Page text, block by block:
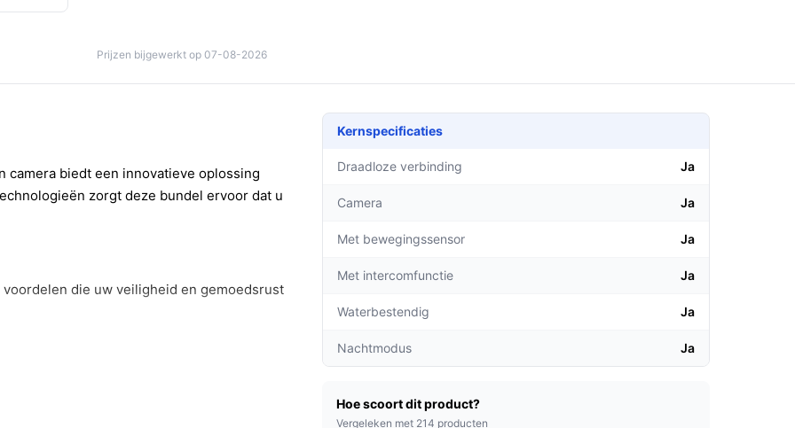
Prijzen bijgewerkt op 07-08-2026
camera biedt een innovatieve oplossing
zorgt deze bundel ervoor dat u
die uw veiligheid en gemoedsrust
te installeren zonder gedoe met
Kernspecificaties
Draadloze verbinding Ja
Camera Ja
Met bewegingssensor Ja
Met intercomfunctie Ja
Waterbestendig Ja
Nachtmodus Ja
Hoe scoort dit product?
Vergeleken met 214 producten